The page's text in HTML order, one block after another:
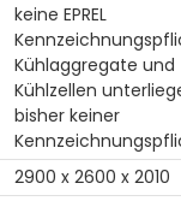
keine EPREL
Kühlaggregate und
Kühlzellen
bisher keiner
2900 x 2600 x 2010